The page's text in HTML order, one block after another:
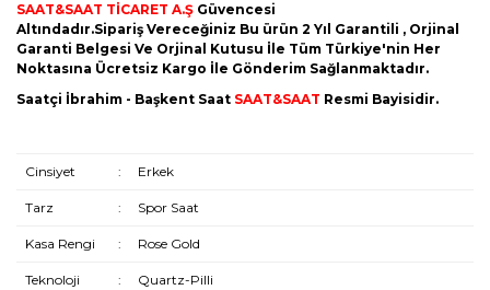
SAAT&SAAT TİCARET A.Ş Güvencesi
Altındadır.Sipariş Vereceğiniz Bu ürün 2 Yıl Garantili , Orjinal
Garanti Belgesi Ve Orjinal Kutusu İle Tüm Türkiye'nin Her
Noktasına Ücretsiz Kargo İle Gönderim Sağlanmaktadır.
Saatçi İbrahim - Başkent Saat SAAT&SAAT Resmi Bayisidir.
Cinsiyet : Erkek
Tarz : Spor Saat
Kasa Rengi : Rose Gold
Teknoloji : Quartz-Pilli